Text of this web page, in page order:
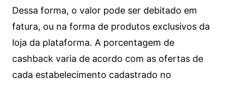
Dessa forma, o valor pode ser debitado em
fatura, ou na forma de produtos exclusivos da
loja da plataforma. A porcentagem de
cashback varia de acordo com as ofertas de
cada estabelecimento cadastrado no